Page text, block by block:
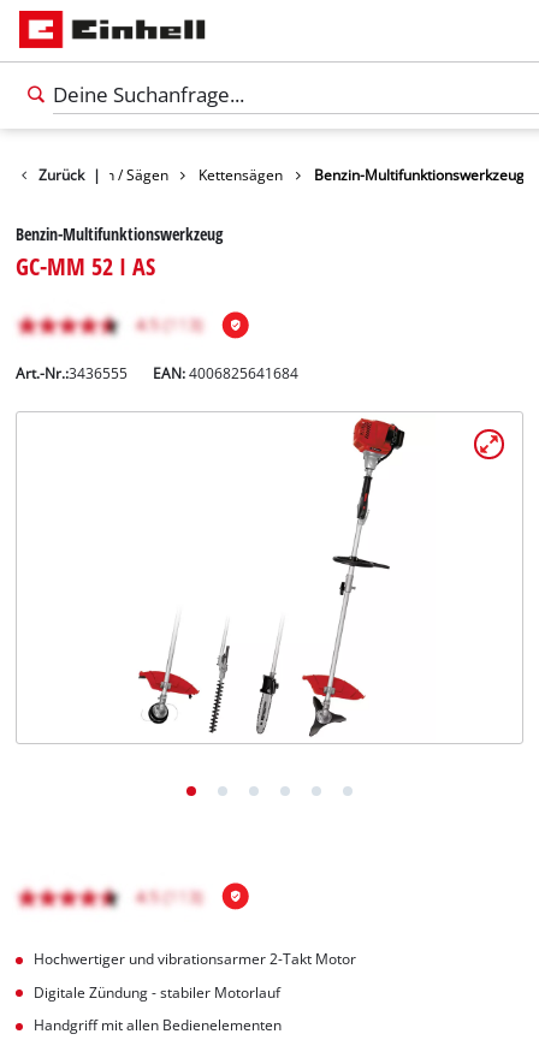
Zurück |
Gartenscheren / Sägen Kettensägen Benzin-Multifunktionswerkzeug
Benzin-Multifunktionswerkzeug
GC-MM 52 I AS
Art.-Nr.:3436555 EAN:4006825641684
Hochwertiger und vibrationsarmer 2-Takt Motor
Digitale Zündung - stabiler Motorlauf
Handgriff mit allen Bedienelementen